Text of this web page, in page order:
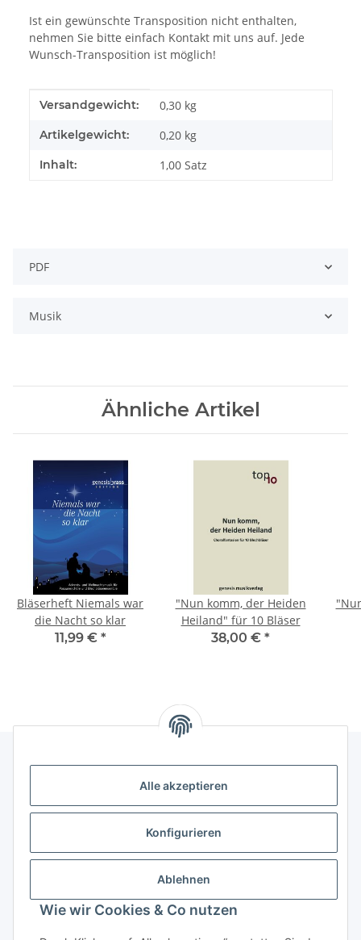
Alle akzeptieren
Konfigurieren
Ablehnen
Wie wir Cookies & Co nutzen
Ist ein gewünschte Transposition nicht enthalten,
nehmen Sie bitte einfach Kontakt mit uns auf. Jede
Wunsch-Transposition ist möglich!
Produkteigenschaft
Wert
Versandgewicht: 0,30 kg
Artikelgewicht: 0,20 kg
Inhalt: 1,00 Satz
PDF
Musik
Ähnliche Artikel
Bläserheft Niemals war
die Nacht so klar
11,99 € *
"Nun komm, der Heiden
Heiland" für 10 Bläser
38,00 € *
genesis musikverlag Christian Sprenger
34630 Gilserberg
E-Mail:anne.weckesser@genesis-musikverlag.de